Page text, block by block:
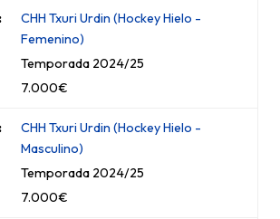
CHH Txuri Urdin (Hockey Hielo -
Femenino)
Temporada 2024/25
7.000€
CHH Txuri Urdin (Hockey Hielo -
Masculino)
Temporada 2024/25
7.000€